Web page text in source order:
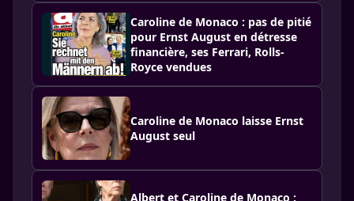
Caroline de Monaco : pas de pitié
pour Ernst August en détresse
financière, ses Ferrari, Rolls-
Royce vendues
Caroline de Monaco laisse Ernst
August seul
Albert et Caroline de Monaco :